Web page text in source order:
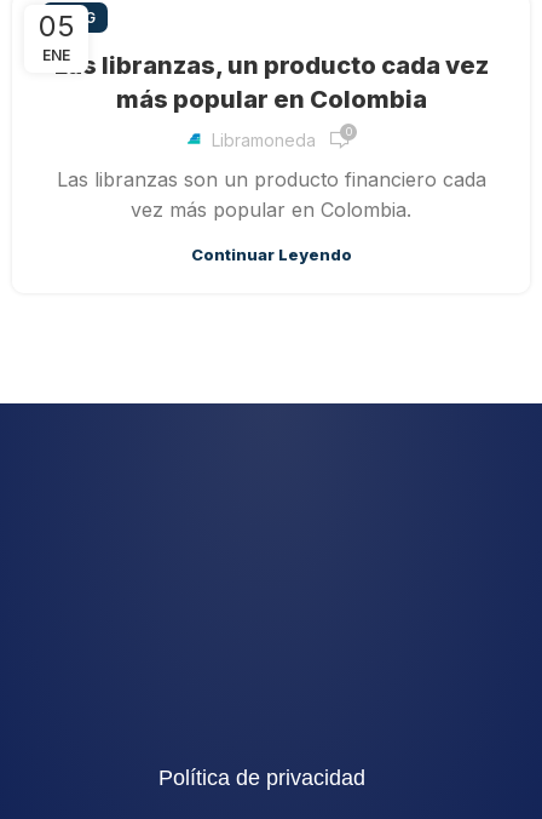
05
ENE
BLOG
Las libranzas, un producto cada vez
más popular en Colombia
Libramoneda 0
Las libranzas son un producto financiero cada
vez más popular en Colombia.
Continuar Leyendo
Política de privacidad